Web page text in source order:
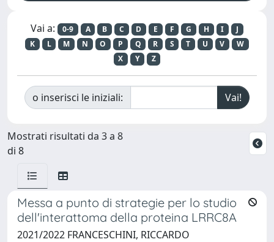
Vai a: 0-9 A B C D E F G H I
J
K
L M N O P Q R S T U V
W
X
Y Z
o inserisci le iniziali:
Mostrati risultati da 3 a 8
di 8
Messa a punto di strategie per lo studio
dell'interattoma della proteina LRRC8A
2021/2022 FRANCESCHINI, RICCARDO